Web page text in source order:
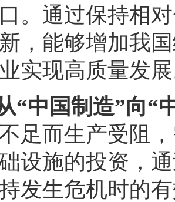
。通过保持相
，能够增加我
实现高质量发
“中国制造”向“
足而生产受阻
设施的投资，
发生危机时的